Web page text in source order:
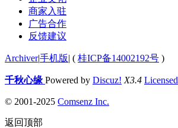
商家入驻
广告合作
反馈建议
Archiver|手机版| ( 桂ICP备14002192号 )
千秋心缘 Powered by Discuz! X3.4 Licensed
© 2001-2025 Comsenz Inc.
返回顶部